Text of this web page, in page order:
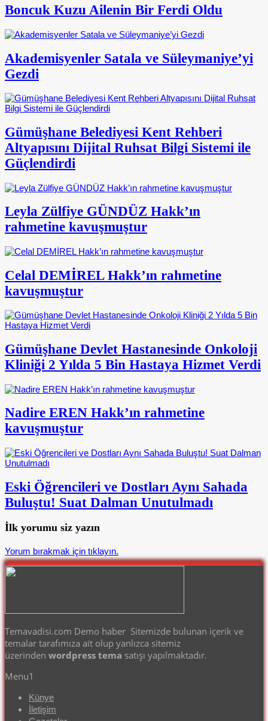
Boncuk Kuzu Ailenin Bir Ferdi Oldu
Akademisyenler Satala ve Süleymaniye’yi
Gezdi
Gümüşhane Belediyesi Kent Rehberi
Altyapısını Dijital Ruhsat Bilgi Sistemi ile
Güçlendirdi
Leyla Zülfiye GÜNDÜZ Hakk’ın
rahmetine kavuşmuştur
Celal DEMİREL Hakk’ın rahmetine
kavuşmuştur
Gümüşhane Devlet Hastanesinde Onkoloji
Kliniği 2 Yılda 5 Bin Hastaya Hizmet Verdi
Nadire EREN Hakk’ın rahmetine
kavuşmuştur
Eski Öğrencileri ve Dostları Aynı Sahada
Buluştu! Suat Dalman Unutulmadı
İlk yorumu siz yazın
Yorum bırakmak için tıklayın.
Temavadisi.com Demo haber Sitemizde bulunan içerik ve
temalar tarafımıza ait olup yanlızca sitemiz
üzerinden wordpress tema satışı yapılmaktadır.
Menu1
Künye
İletişim